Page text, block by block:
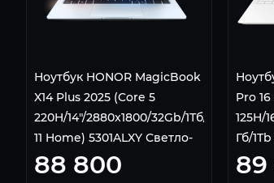
Ноутбук HONOR MagicBook
X14 Plus 2025 (Core 5
220H/14"/2880x1800/32Gb/1Тб/Win
11 Home) 5301ALXY Светло-
голубой.
88 800
Pro
125H/
Гб/
89